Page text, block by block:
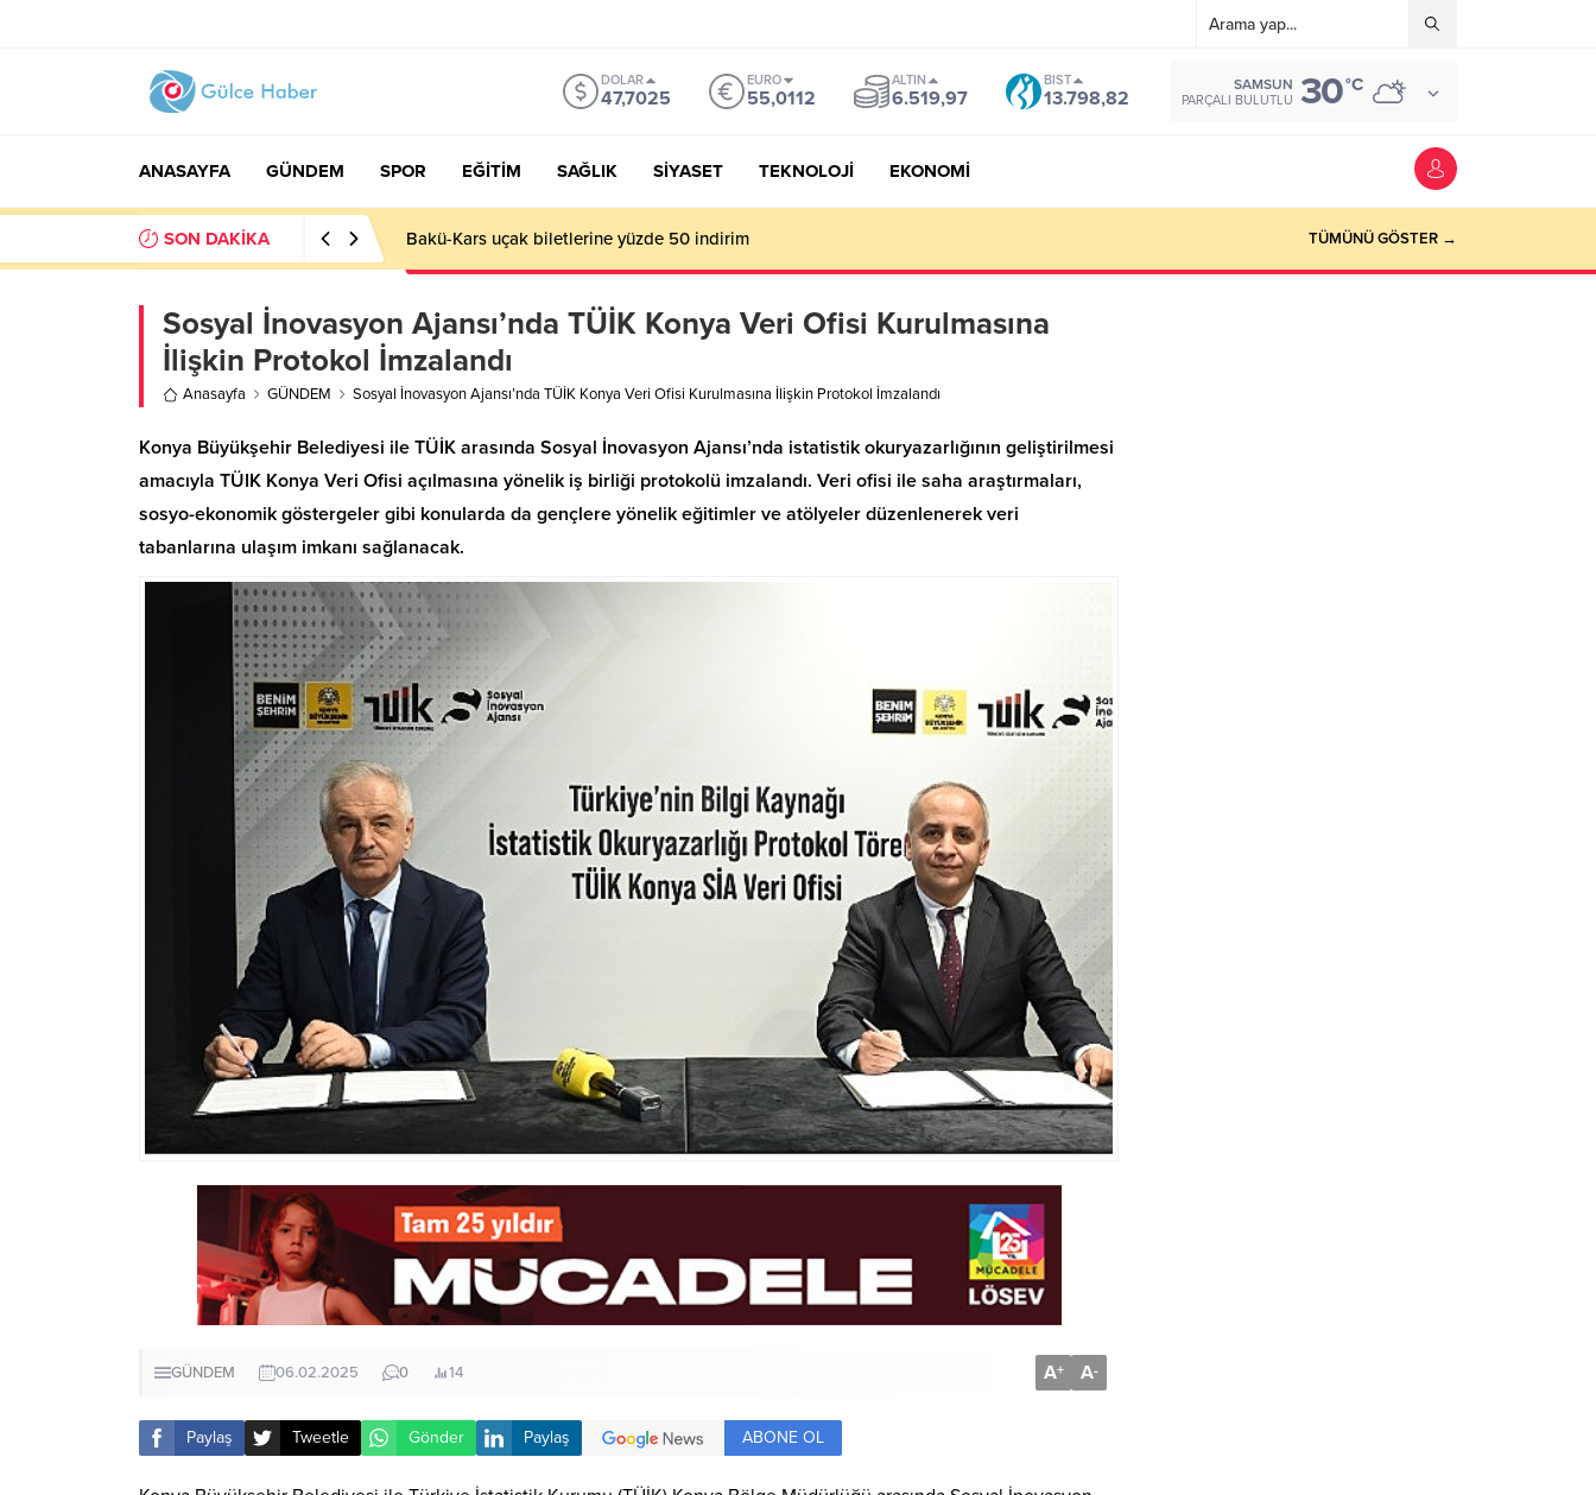
DOLAR
47,7025
EURO
55,0112
ALTIN
6.519,97
BIST
13.798,82
SAMSUN
PARÇALI BULUTLU 30°C
ANASAYFA GÜNDEM SPOR EĞİTİM SAĞLIK SİYASET TEKNOLOJİ EKONOMİ
SON DAKİKA Basın İlan Kurumu Genel Müdürü Çay, Bursa’da gazetecilerle buluştu TÜMÜNÜ GÖSTER →
Sosyal İnovasyon Ajansı’nda TÜİK Konya Veri Ofisi Kurulmasına
İlişkin Protokol İmzalandı
Anasayfa GÜNDEM Sosyal İnovasyon Ajansı’nda TÜİK Konya Veri Ofisi Kurulmasına İlişkin Protokol İmzalandı
Konya Büyükşehir Belediyesi ile TÜİK arasında Sosyal İnovasyon Ajansı’nda istatistik okuryazarlığının geliştirilmesi
amacıyla TÜIK Konya Veri Ofisi açılmasına yönelik iş birliği protokolü imzalandı. Veri ofisi ile saha araştırmaları,
sosyo-ekonomik göstergeler gibi konularda da gençlere yönelik eğitimler ve atölyeler düzenlenerek veri
tabanlarına ulaşım imkanı sağlanacak.
GÜNDEM 06.02.2025 0 14 A+ A-
Paylaş Tweetle Gönder Paylaş ABONE OL